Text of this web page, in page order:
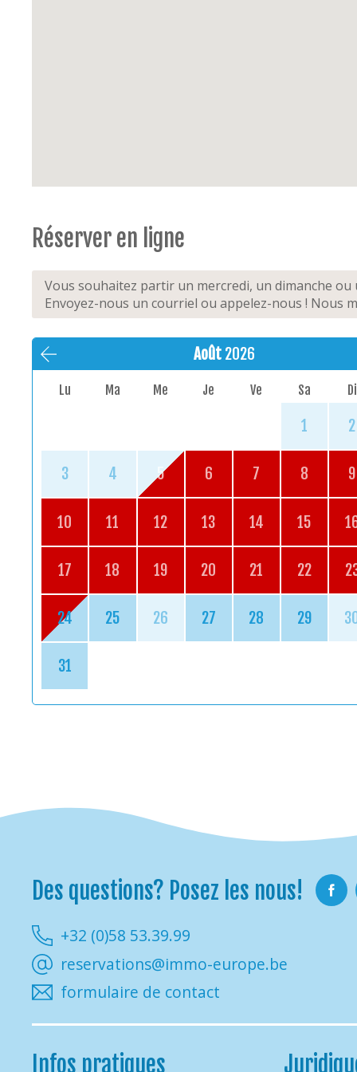
Réserver en ligne
Vous souhaitez partir un mercredi, un dimanche
Envoyez-nous un courriel ou appelez-nous ! Nous
Août 2026
Lu Ma Me Je Ve Sa Di
1 2
3 4 5 6 7 8 9
10 11 12 13 14 15
17 18 19 20 21 22
24 25 26 27 28 29
31
Des questions? Posez les nous!
+32 (0)58 53.39.99
reservations@immo-europe.be
formulaire de contact
Infos pratiques